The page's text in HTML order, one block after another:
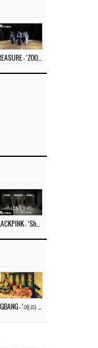
TREASURE – ‘ZOOM ZOOM’ DANCE PRACTICE VIDEO
BLACKPINK – ‘Shut Down’ DANCE PERFORMANCE VIDEO
BIGBANG – ‘에라 모르겠다(FXXK IT)’ M/V